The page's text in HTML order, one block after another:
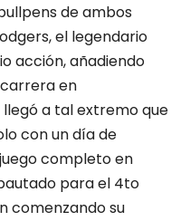
de ambos
el legendario
acción, añadiendo
en
a tal extremo que
con un día de
completo en
para el 4to
comenzando su